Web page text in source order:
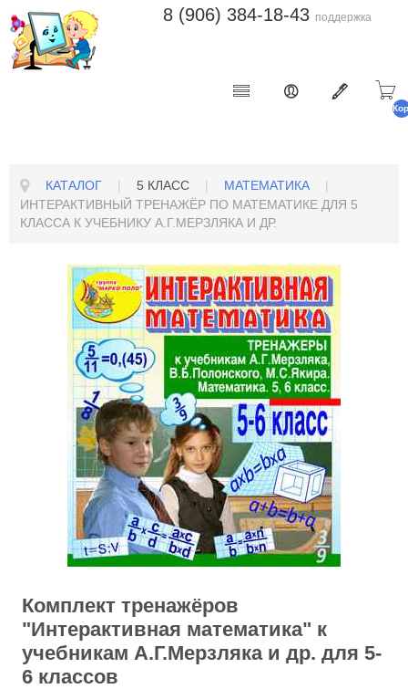
8 (906) 384-18-43 поддержка
КАТАЛОГ | 5 КЛАСС | МАТЕМАТИКА
|
ИНТЕРАКТИВНЫЙ ТРЕНАЖЁР ПО МАТЕМАТИКЕ ДЛЯ 5
КЛАССА К УЧЕБНИКУ А.Г.МЕРЗЛЯКА И ДР.
Комплект тренажёров
"Интерактивная математика" к
учебникам А.Г.Мерзляка и др. для 5-
6 классов